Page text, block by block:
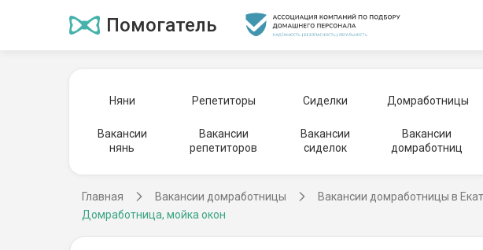
Помогатель
Няни Репетиторы Сиделки Домработницы
Вакансии
нянь
Вакансии
репетиторов
Вакансии
сиделок
Вакансии
домработниц
Главная Вакансии домработницы Вакансии домработницы в
Домработница, мойка окон